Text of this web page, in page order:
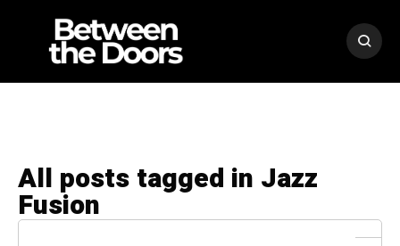
All posts tagged in Jazz
Fusion